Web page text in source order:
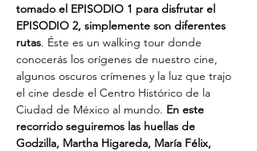
tomado el EPISODIO 1 para disfrutar el
EPISODIO 2, simplemente son diferentes
rutas. Éste es un walking tour donde
conocerás los orígenes de nuestro cine,
algunos oscuros crímenes y la luz que trajo
el cine desde el Centro Histórico de la
Ciudad de México al mundo. En este
recorrido seguiremos las huellas de
Godzilla, Martha Higareda, María Félix,